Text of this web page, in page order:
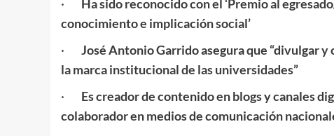
· Ha sido reconocido con el ‘Premio al
conocimiento e implicación social’
· José Antonio Garrido asegura que “divulgar
la marca institucional de las universidades”
· Es creador de contenido en blogs y canales
colaborador en medios de comunicación